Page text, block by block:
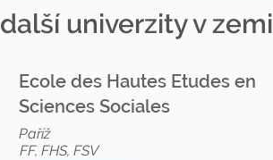
další univerzity v zemi
Ecole des Hautes Etudes en
Sciences Sociales
Paříž
FF, FHS, FSV